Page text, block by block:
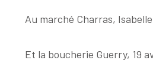
Au marché Charras,
Et la boucherie Guerry, 19